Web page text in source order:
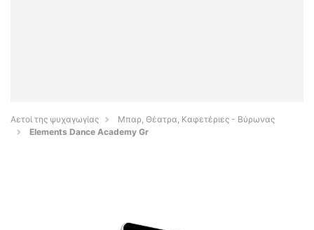
Αετοί της ψυχαγωγίας
Μπαρ, Θέατρα, Καφετέριες - Βύρωνας
Elements Dance Academy Gr